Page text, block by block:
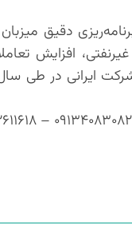
دقیق
افزایش
ایرانی در بازارهای جهانی صورت گرفته است.